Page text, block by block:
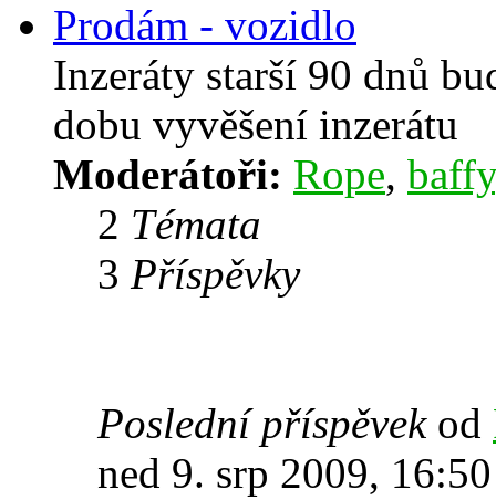
Prodám - vozidlo
Inzeráty starší 90 dnů
dobu vyvěšení inzerátu
Moderátoři: Rope, baffy
2 Témata
3 Příspěvky
Poslední příspěvekod
ned 9. srp 2009, 16:50